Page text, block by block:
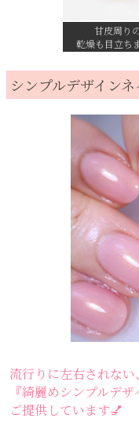
甘皮周り
乾燥も目立ちま
シンプルデザイン
流行りに左右されな
『綺麗めシンプルデ
ご提供しています💅